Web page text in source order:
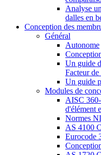
Analyse
dalles en
Conception des
Général
Autonome
Un guide
Facteur
Un guide
Modules de
AISC
d'élément
Normes
AS 4100
Eurocode